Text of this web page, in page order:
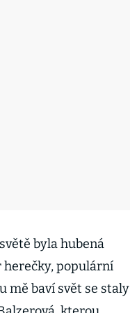
byla hubená
herečky, populární
mě baví svět se staly